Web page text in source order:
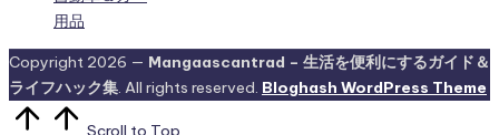
用品
Copyright 2026 — Mangaascantrad – 生活を便利にするガイド＆
ライフハック集. All rights reserved. Bloghash WordPress Theme
Scroll to Top